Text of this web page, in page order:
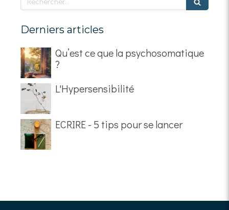
Derniers articles
Qu’est ce que la psychosomatique
?
L'Hypersensibilité
ECRIRE - 5 tips pour se lancer